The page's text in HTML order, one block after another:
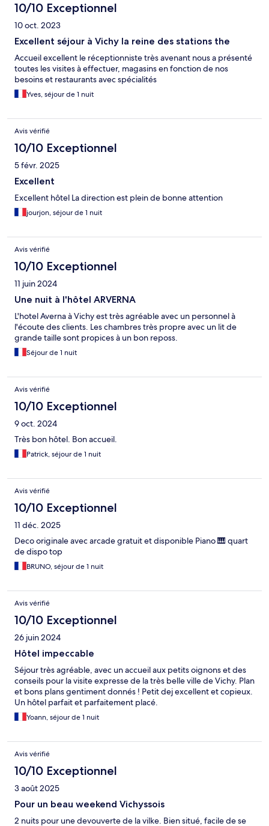
10/10 Exceptionnel
10 oct. 2023
Excellent séjour à Vichy la reine des stations the
Accueil excellent le réceptionniste très avenant nous a présenté
toutes les visites à effectuer, magasins en fonction de nos
besoins et restaurants avec spécialités
Yves, séjour de 1 nuit
Avis vérifié
10/10 Exceptionnel
5 févr. 2025
Excellent
Excellent hôtel La direction est plein de bonne attention
jourjon, séjour de 1 nuit
Avis vérifié
10/10 Exceptionnel
11 juin 2024
Une nuit à l'hôtel ARVERNA
L'hotel Averna à Vichy est très agréable avec un personnel à
l'écoute des clients. Les chambres très propre avec un lit de
grande taille sont propices à un bon reposs.
Séjour de 1 nuit
Avis vérifié
10/10 Exceptionnel
9 oct. 2024
Très bon hôtel. Bon accueil.
Patrick, séjour de 1 nuit
Avis vérifié
10/10 Exceptionnel
11 déc. 2025
Deco originale avec arcade gratuit et disponible Piano 🎹 quart
de dispo top
BRUNO, séjour de 1 nuit
Avis vérifié
10/10 Exceptionnel
26 juin 2024
Hôtel impeccable
Séjour très agréable, avec un accueil aux petits oignons et des
conseils pour la visite expresse de la très belle ville de Vichy. Plan
et bons plans gentiment donnés ! Petit dej excellent et copieux.
Un hôtel parfait et parfaitement placé.
Yoann, séjour de 1 nuit
Avis vérifié
10/10 Exceptionnel
3 août 2025
Pour un beau weekend Vichyssois
2 nuits pour une devouverte de la vilke. Bien situé, facile de se